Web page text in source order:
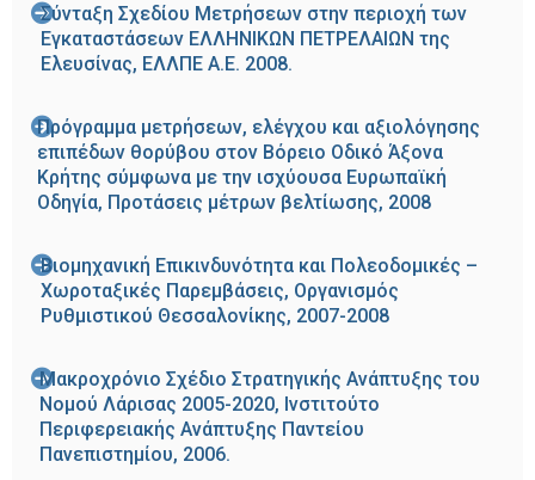
Σύνταξη Σχεδίου Μετρήσεων στην περιοχή των
Εγκαταστάσεων ΕΛΛΗΝΙΚΩΝ ΠΕΤΡΕΛΑΙΩΝ της
Ελευσίνας, ΕΛΛΠΕ Α.Ε. 2008.
Πρόγραμμα μετρήσεων, ελέγχου και αξιολόγησης
επιπέδων θορύβου στον Βόρειο Οδικό Άξονα
Κρήτης σύμφωνα με την ισχύουσα Ευρωπαϊκή
Οδηγία, Προτάσεις μέτρων βελτίωσης, 2008
Βιομηχανική Επικινδυνότητα και Πολεοδομικές –
Χωροταξικές Παρεμβάσεις, Οργανισμός
Ρυθμιστικού Θεσσαλονίκης, 2007-2008
Μακροχρόνιο Σχέδιο Στρατηγικής Ανάπτυξης του
Νομού Λάρισας 2005-2020, Ινστιτούτο
Περιφερειακής Ανάπτυξης Παντείου
Πανεπιστημίου, 2006.